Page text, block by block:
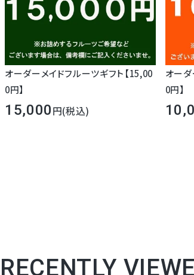
オーダーメイドフルーツギフト【15,00
0円】
15,000 (税込)
オーダ
0円】
RECENTLY